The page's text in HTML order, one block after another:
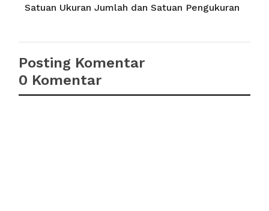
Satuan Ukuran Jumlah dan Satuan Pengukuran
Posting Komentar
0 Komentar